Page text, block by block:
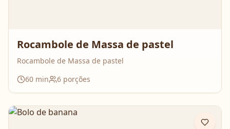
Rocambole de Massa de pastel
Rocambole de Massa de pastel
60 min 6 porções